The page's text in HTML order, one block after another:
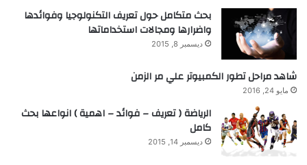
بحث متكامل حول تعريف التكنولوجيا وفوائدها
واضرارها ومجالات استخداماتها
ديسمبر 8, 2015
شاهد مراحل تطور الكمبيوتر علي مر الزمن
مايو 24, 2016
الرياضة ( تعريف – فوائد – اهمية ) انواعها بحث
كامل
ديسمبر 14, 2015